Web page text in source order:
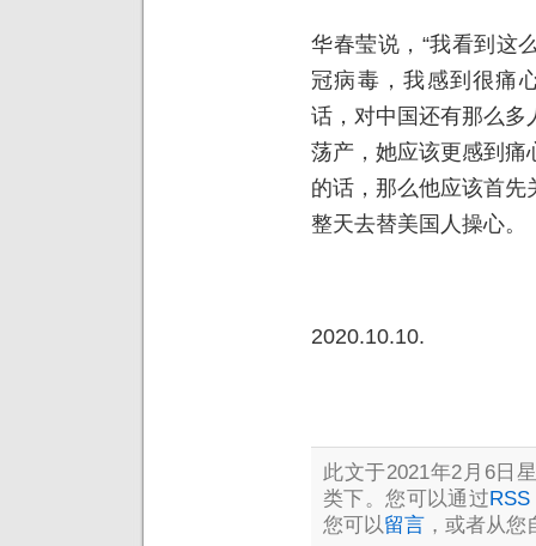
华春莹说，“我看到这
冠病毒，我感到很痛
话，对中国还有那么多
荡产，她应该更感到痛
的话，那么他应该首
整天去替美国人操心。
2020.10.10.
此文于2021年2月6日
类下。您可以通过RSS
您可以留言 ，或者从